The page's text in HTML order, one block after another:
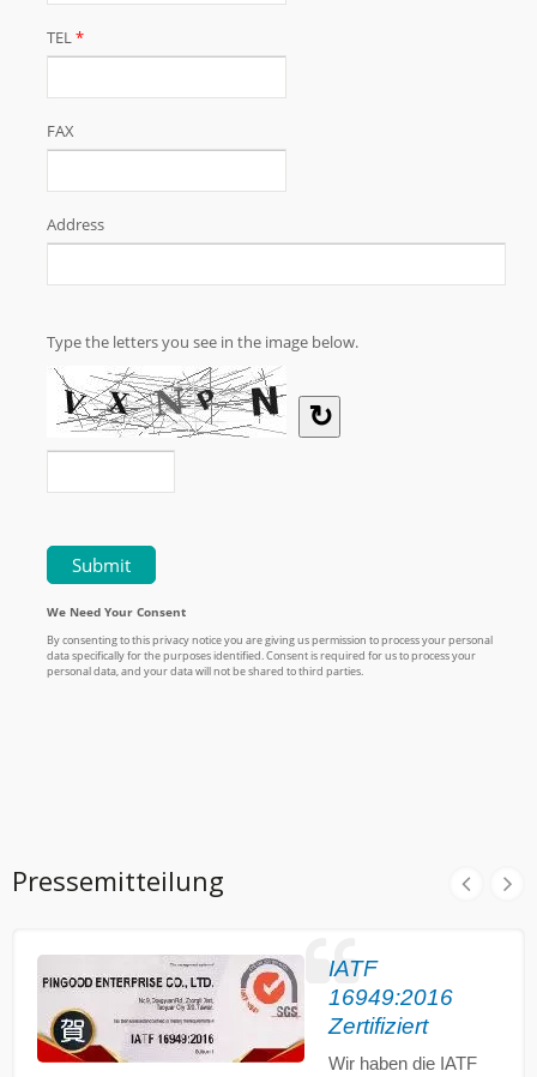
Pressemitteilung
IATF
16949:2016
Zertifiziert
Wir haben die IATF